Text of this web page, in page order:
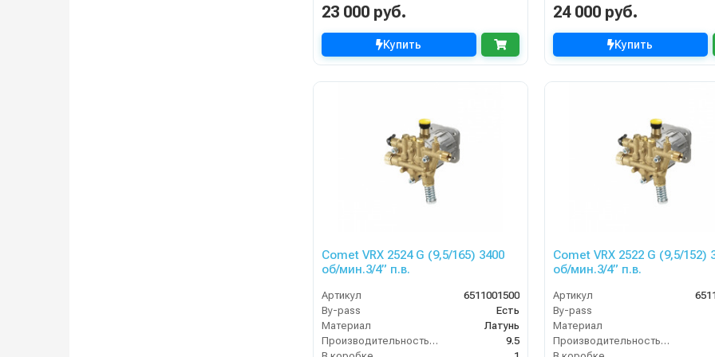
23 000 руб.
Купить
24 000 руб.
Купить
Comet VRX 2524 G (9,5/165) 3400
об/мин.3/4” п.в.
Артикул
6511001500
By-pass
Есть
Материал
Латунь
Производительность (л/мин)
9.5
Comet VRX 2522 G (9,5/152)
об/мин.3/4” п.в.
Артикул
By-pass
Материал
Производительность (л/мин)